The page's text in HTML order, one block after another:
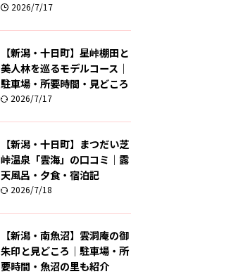
2026/7/17
【新潟・十日町】星峠棚田と
美人林を巡るモデルコース｜
駐車場・所要時間・見どころ
2026/7/17
【新潟・十日町】まつだい芝
峠温泉「雲海」の口コミ｜露
天風呂・夕食・宿泊記
2026/7/18
【新潟・南魚沼】雲洞庵の御
朱印と見どころ｜駐車場・所
要時間・魚沼の里も紹介